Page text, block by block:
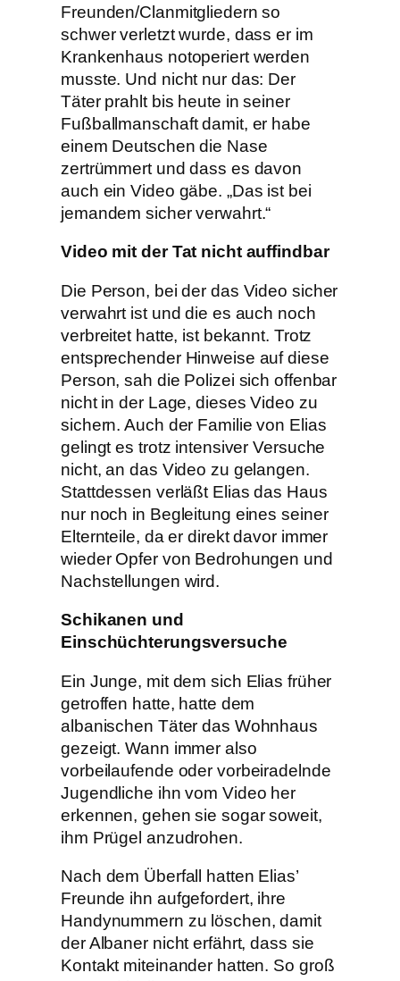
Freunden/Clanmitgliedern so
schwer verletzt wurde, dass er im
Krankenhaus notoperiert werden
musste. Und nicht nur das: Der
Täter prahlt bis heute in seiner
Fußballmanschaft damit, er habe
einem Deutschen die Nase
zertrümmert und dass es davon
auch ein Video gäbe. „Das ist bei
jemandem sicher verwahrt.“
Video mit der Tat nicht auffindbar
Die Person, bei der das Video sicher
verwahrt ist und die es auch noch
verbreitet hatte, ist bekannt. Trotz
entsprechender Hinweise auf diese
Person, sah die Polizei sich offenbar
nicht in der Lage, dieses Video zu
sichern. Auch der Familie von Elias
gelingt es trotz intensiver Versuche
nicht, an das Video zu gelangen.
Stattdessen verläßt Elias das Haus
nur noch in Begleitung eines seiner
Elternteile, da er direkt davor immer
wieder Opfer von Bedrohungen und
Nachstellungen wird.
Schikanen und
Einschüchterungsversuche
Ein Junge, mit dem sich Elias früher
getroffen hatte, hatte dem
albanischen Täter das Wohnhaus
gezeigt. Wann immer also
vorbeilaufende oder vorbeiradelnde
Jugendliche ihn vom Video her
erkennen, gehen sie sogar soweit,
ihm Prügel anzudrohen.
Nach dem Überfall hatten Elias’
Freunde ihn aufgefordert, ihre
Handynummern zu löschen, damit
der Albaner nicht erfährt, dass sie
Kontakt miteinander hatten. So groß